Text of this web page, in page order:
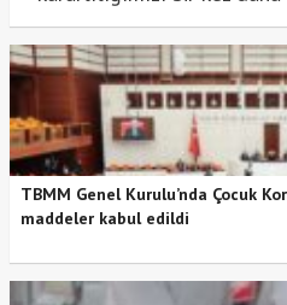
TBMM Genel Kurulu’nda Çocuk
maddeler kabul edildi